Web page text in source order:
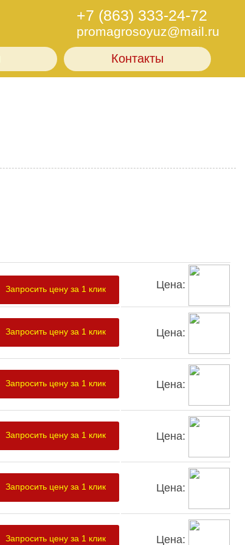
+7 (863) 333-24-72
promagrosoyuz@mail.ru
Контакты
Запросить цену за 1 клик Цена:
Запросить цену за 1 клик Цена:
Запросить цену за 1 клик Цена:
Запросить цену за 1 клик Цена:
Запросить цену за 1 клик Цена:
Запросить цену за 1 клик Цена: